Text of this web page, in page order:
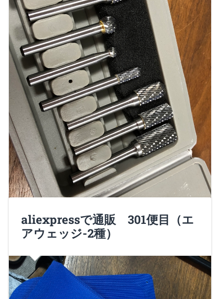
諸君、Nero大佐だ！ 作業現場で「ちょっと金属を削
りたい」ときに ロータリーバ…
Continue Reading →
2018/07/15 0
aliexpressで通販 301便目（エ
アウェッジ-2種）